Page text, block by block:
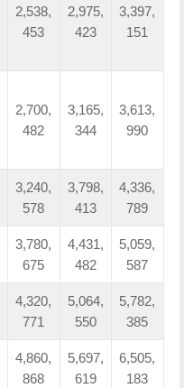
2,538,
453
2,975,
423
3,397,
151
2,700,
482
3,165,
344
3,613,
990
3,240,
578
3,798,
413
4,336,
789
3,780,
675
4,431,
482
5,059,
587
4,320,
771
5,064,
550
5,782,
385
4,860,
868
5,697,
619
6,505,
183